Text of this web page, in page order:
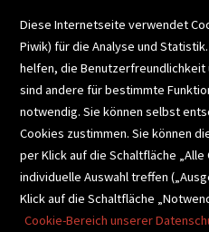
SCHULBUCHSERVICE
BUCHEMPFEHLUNGEN
BIBLIOTHEKSSERVICE
Diese Internetseite verwendet
Piwik) für die Analyse und
helfen, die
sind andere für bestimmte
notwendig. Sie können selbst
Cookies zustimmen. Sie können
per Klick auf die Schaltfläche
individuelle Auswahl treffen
Klick auf die Schaltfläche
Cookie-Bereich unserer